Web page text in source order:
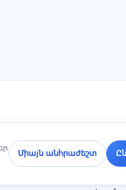
Միայն անհրաժեշտ